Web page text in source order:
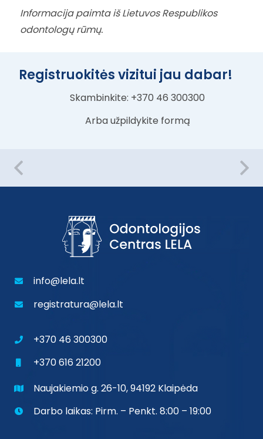
Informacija paimta iš Lietuvos Respublikos
odontologų rūmų.
Registruokitės vizitui jau dabar!
Skambinkite: +370 46 300300
Arba užpildykite formą
info@lela.lt
registratura@lela.lt
+370 46 300300
+370 616 21200
Naujakiemio g. 26-10, 94192 Klaipėda
Darbo laikas: Pirm. – Penkt. 8:00 – 19:00